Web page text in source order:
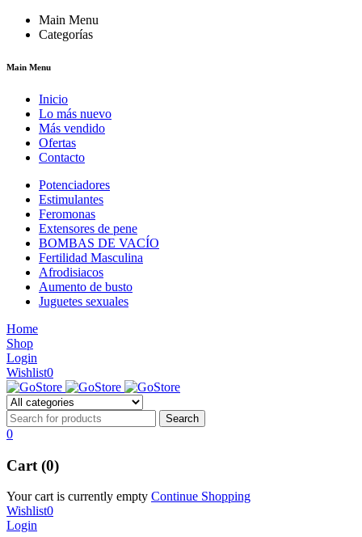
Main Menu
Categorías
Main Menu
Inicio
Lo más nuevo
Más vendido
Ofertas
Contacto
Potenciadores
Estimulantes
Feromonas
Extensores de pene
BOMBAS DE VACÍO
Fertilidad Masculina
Afrodisiacos
Aumento de busto
Juguetes sexuales
Home
Shop
Login
Wishlist0
0
Cart (0)
Your cart is currently empty Continue Shopping
Wishlist0
Login